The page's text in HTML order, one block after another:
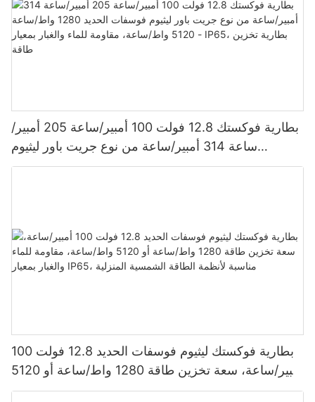
بطارية فوكستك 12.8 فولت 100 أمبير/ساعة 205 أمبير/
ساعة 314 أمبير/ساعة من نوع جريت باور ليثيوم
فوسفات الحديد 1280 واط/ساعة - 5120 واط/ساعة،
بطارية فوكستك ليثيوم فوسفات الحديد 12.8 فولت 100
أمبير/ساعة، سعة تخزين طاقة 1280 واط/ساعة أو 5120
واط/ساعة، مقاومة للماء والغبار بمعيار IP65، مناسبة